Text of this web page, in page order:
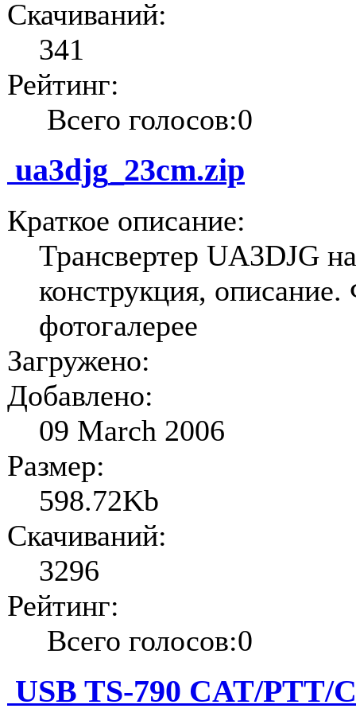
Скачиваний:
341
Рейтинг:
Всего голосов:0
ua3djg_23cm.zip
Краткое описание:
Трансвертер UA3DJG
конструкция, описание.
фотогалерее
Загружено:
Добавлено:
09 March 2006
Размер:
598.72Kb
Скачиваний:
3296
Рейтинг:
Всего голосов:0
USB TS-790 CAT/PTT/